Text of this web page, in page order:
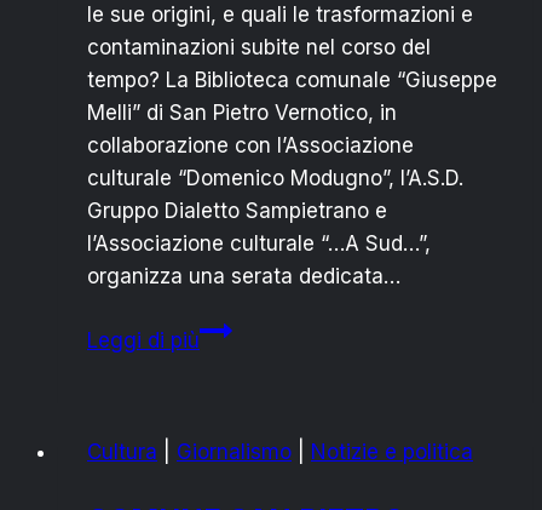
le sue origini, e quali le trasformazioni e
contaminazioni subite nel corso del
tempo? La Biblioteca comunale “Giuseppe
Melli” di San Pietro Vernotico, in
collaborazione con l’Associazione
culturale “Domenico Modugno”, l’A.S.D.
Gruppo Dialetto Sampietrano e
l’Associazione culturale “…A Sud…”,
organizza una serata dedicata…
Leggi di piùTeatro
Bennato
Cultura Giornalismo Notizie e politica